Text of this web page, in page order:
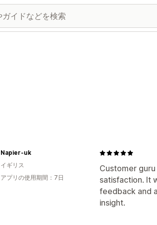
Customer
satisfaction. It
feedback and
insight.
Napier-uk
イギリス
アプリの使用期間：7日